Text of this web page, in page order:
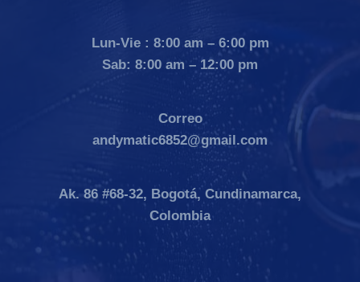
Lun-Vie : 8:00 am – 6:00 pm
Sab: 8:00 am – 12:00 pm
Correo
andymatic6852@gmail.com
Ak. 86 #68-32, Bogotá, Cundinamarca,
Colombia